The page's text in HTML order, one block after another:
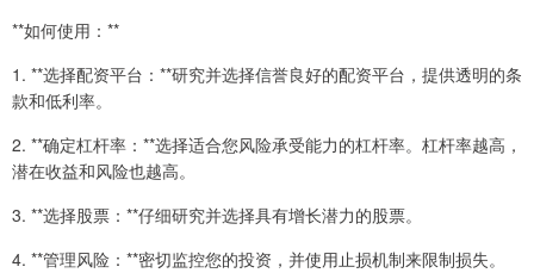
**如何使用：**
1. **选择配资平台：**研究并选择信誉良好的配资平台，提供透明的条
款和低利率。
2. **确定杠杆率：**选择适合您风险承受能力的杠杆率。杠杆率越高，
潜在收益和风险也越高。
3. **选择股票：**仔细研究并选择具有增长潜力的股票。
4. **管理风险：**密切监控您的投资，并使用止损机制来限制损失。